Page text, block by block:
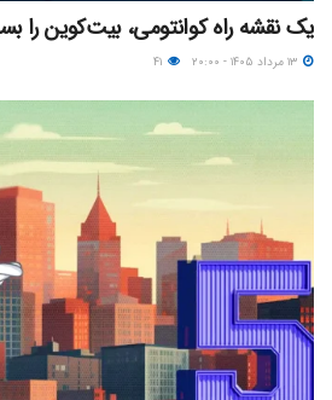
یک نقشه راه کوانتومی، بیت‌کوین را